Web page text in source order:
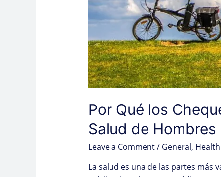
Por Qué los
Salud de Hombres
Leave a Comment/ General,
La salud es una de las partes más